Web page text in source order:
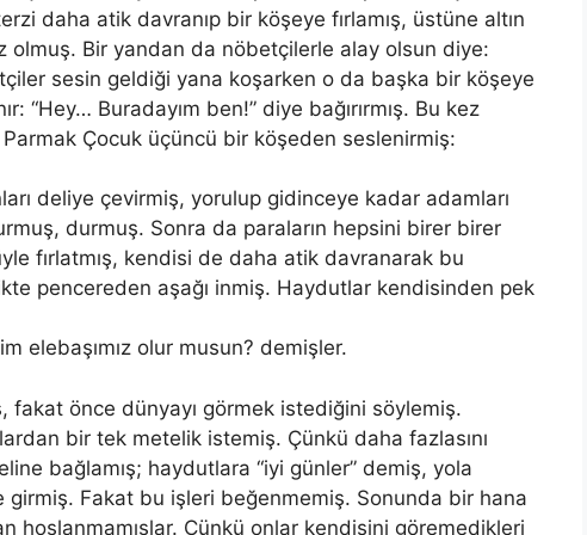
daha atik davranıp bir köşeye fırlamış, üstüne altın
olmuş. Bir yandan da nöbetçilerle alay olsun diye:
sesin geldiği yana koşarken o da başka bir köşeye
“Hey… Buradayım ben!” diye bağırırmış. Bu kez
Çocuk üçüncü bir köşeden seslenirmiş:
deliye çevirmiş, yorulup gidinceye kadar adamları
durmuş. Sonra da paraların hepsini birer birer
fırlatmış, kendisi de daha atik davranarak bu
pencereden aşağı inmiş. Haydutlar kendisinden pek
elebaşımız olur musun? demişler.
fakat önce dünyayı görmek istediğini söylemiş.
bir tek metelik istemiş. Çünkü daha fazlasını
bağlamış; haydutlara “iyi günler” demiş, yola
girmiş. Fakat bu işleri beğenmemiş. Sonunda bir hana
hoşlanmamışlar. Çünkü onlar kendisini göremedikleri